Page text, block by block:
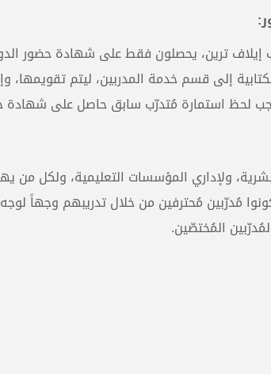
إيلاف ترين، يحصلون فقط على شهادة حضور
إلى قسم خدمة المدربين، ليتم تقويمها،
لحظ استمارة مُتدرّب سابق حاصل على شهادة
ولإداري المؤسسات التعليمية، ولكل من
مُدرّبين مُحترفين من خلال تدريبهم وجهاً
المُختصّين.